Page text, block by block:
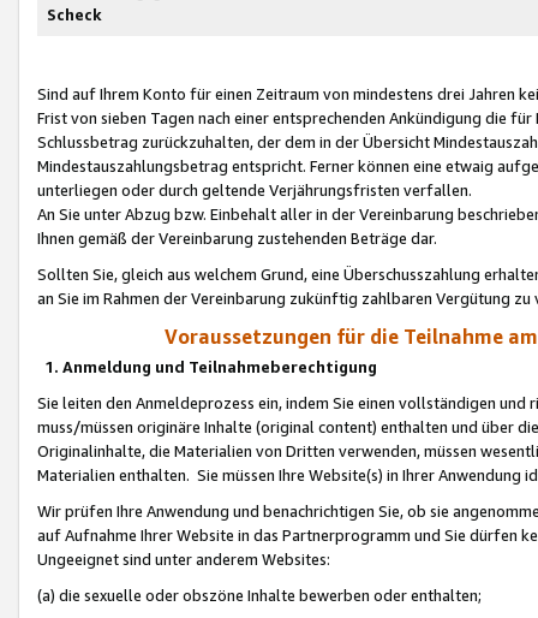
Scheck
Sind auf Ihrem Konto für einen Zeitraum von mindestens drei Jahren
Frist von sieben Tagen nach einer entsprechenden Ankündigung die
Schlussbetrag zurückzuhalten, der dem in der Übersicht
Mindestauszahlungsbetrag entspricht. Ferner können eine etwaig
unterliegen oder durch geltende Verjährungsfristen verfallen.
An Sie unter Abzug bzw. Einbehalt aller in der Vereinbarung
Ihnen gemäß der Vereinbarung zustehenden Beträge dar.
Sollten Sie, gleich aus welchem Grund, eine Überschusszahlung
an Sie im Rahmen der Vereinbarung zukünftig zahlbaren Vergütung zu
Voraussetzungen für die Teilnahme
1. Anmeldung und Teilnahmeberechtigung
Sie leiten den Anmeldeprozess ein, indem Sie einen vollständigen
muss/müssen originäre Inhalte (original content) enthalten und über
Originalinhalte, die Materialien von Dritten verwenden, müssen
Materialien enthalten. Sie müssen Ihre Website(s) in Ihrer Anwendung
Wir prüfen Ihre Anwendung und benachrichtigen Sie, ob sie
auf Aufnahme Ihrer Website in das Partnerprogramm und Sie dürfen
Ungeeignet sind unter anderem Websites:
(a) die sexuelle oder obszöne Inhalte bewerben oder enthalten;